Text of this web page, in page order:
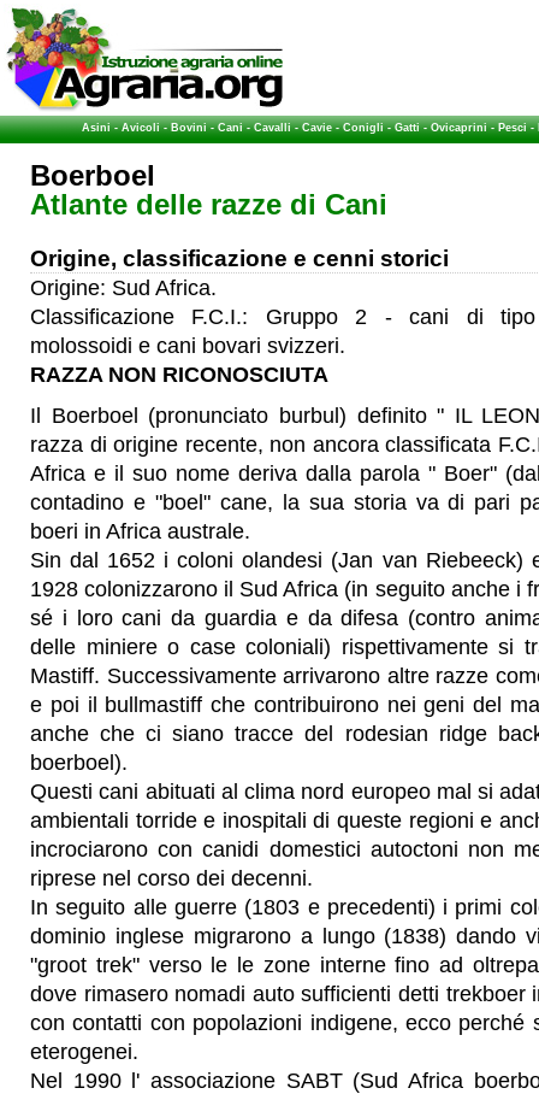
Asini-Avicoli-Bovini-Cani-Cavalli-Cavie-Conigli-Gatti-Ovicaprini-Pesci-
Boerboel
Atlante delle razze di Cani
Origine, classificazione e cenni storici
Origine: Sud Africa.
Classificazione F.C.I.: Gruppo 2 - cani di tipo
molossoidi e cani bovari svizzeri.
RAZZA NON RICONOSCIUTA
Il Boerboel (pronunciato burbul) definito " IL
razza di origine recente, non ancora classificata
Africa e il suo nome deriva dalla parola " Boer"
contadino e "boel" cane, la sua storia va di pari
boeri in Africa australe.
Sin dal 1652 i coloni olandesi (Jan van Riebeeck)
1928 colonizzarono il Sud Africa (in seguito anche i
sé i loro cani da guardia e da difesa (contro
delle miniere o case coloniali) rispettivamente si
Mastiff. Successivamente arrivarono altre razze
e poi il bullmastiff che contribuirono nei geni del
anche che ci siano tracce del rodesian ridge
boerboel).
Questi cani abituati al clima nord europeo mal si
ambientali torride e inospitali di queste regioni e
incrociarono con canidi domestici autoctoni non
riprese nel corso dei decenni.
In seguito alle guerre (1803 e precedenti) i primi
dominio inglese migrarono a lungo (1838) dando
"groot trek" verso le le zone interne fino ad
dove rimasero nomadi auto sufficienti detti trekboer
con contatti con popolazioni indigene, ecco perché
eterogenei.
Nel 1990 l' associazione SABT (Sud Africa